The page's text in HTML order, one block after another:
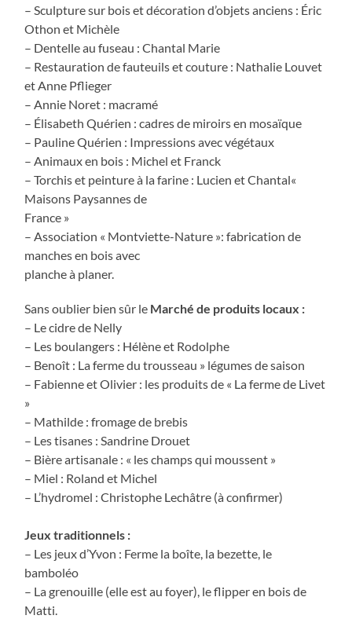
– Sculpture sur bois et décoration d’objets anciens : Éric
Othon et Michèle
– Dentelle au fuseau : Chantal Marie
– Restauration de fauteuils et couture : Nathalie Louvet
et Anne Pflieger
– Annie Noret : macramé
– Élisabeth Quérien : cadres de miroirs en mosaïque
– Pauline Quérien : Impressions avec végétaux
– Animaux en bois : Michel et Franck
– Torchis et peinture à la farine : Lucien et Chantal«
Maisons Paysannes de
France »
– Association « Montviette-Nature »: fabrication de
manches en bois avec
planche à planer.
Sans oublier bien sûr le Marché de produits locaux :
– Le cidre de Nelly
– Les boulangers : Hélène et Rodolphe
– Benoît : La ferme du trousseau » légumes de saison
– Fabienne et Olivier : les produits de « La ferme de Livet
»
– Mathilde : fromage de brebis
– Les tisanes : Sandrine Drouet
– Bière artisanale : « les champs qui moussent »
– Miel : Roland et Michel
– L’hydromel : Christophe Lechâtre (à confirmer)
Jeux traditionnels :
– Les jeux d’Yvon : Ferme la boîte, la bezette, le
bamboléo
– La grenouille (elle est au foyer), le flipper en bois de
Matti.